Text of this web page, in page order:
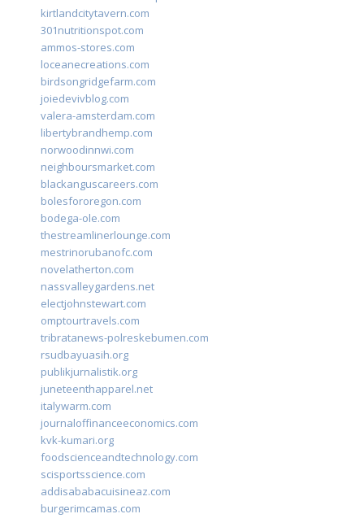
kirtlandcitytavern.com
301nutritionspot.com
ammos-stores.com
loceanecreations.com
birdsongridgefarm.com
joiedevivblog.com
valera-amsterdam.com
libertybrandhemp.com
norwoodinnwi.com
neighboursmarket.com
blackanguscareers.com
bolesfororegon.com
bodega-ole.com
thestreamlinerlounge.com
mestrinorubanofc.com
novelatherton.com
nassvalleygardens.net
electjohnstewart.com
omptourtravels.com
tribratanews-polreskebumen.com
rsudbayuasih.org
publikjurnalistik.org
juneteenthapparel.net
italywarm.com
journaloffinanceeconomics.com
kvk-kumari.org
foodscienceandtechnology.com
scisportsscience.com
addisababacuisineaz.com
burgerimcamas.com